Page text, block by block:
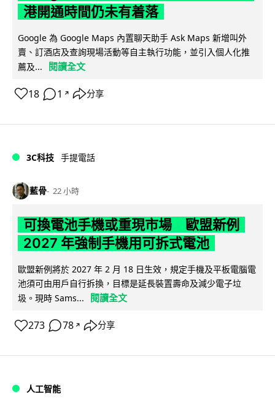
港開通時間仍未有着落
Google 為 Google Maps 內置聊天助手 Ask Maps 新增叫外
賣、訂酒店及查詢現場活動等自主執行功能，並引入個人化推
薦及...
閱讀全文
18 1 ↗ 分享
3C科技 手提電話
藍骨 22 小時
可換電池手機或重現市場 歐盟新例
2027 年強制手機用可拆式電池
歐盟新例將於 2027 年 2 月 18 日生效，規定手機及平板電腦電
池須可由用戶自行拆換，目標是延長裝置壽命及減少電子垃
圾。現時 Sams...
閱讀全文
273 78 ↗ 分享
人工智能